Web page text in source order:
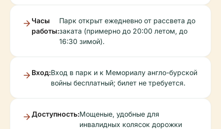
Часы
работы:
Парк открыт ежедневно от рассвета до
заката (примерно до 20:00 летом, до
16:30 зимой).
Вход:Вход в парк и к Мемориалу англо-бурской
войны бесплатный; билет не требуется.
Доступность:Мощеные, удобные для
инвалидных колясок дорожки